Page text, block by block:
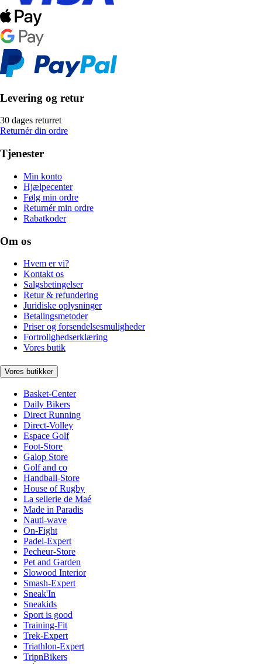
Levering og retur
30 dages returret
Returnér din ordre
Tjenester
Min konto
Hjælpecenter
Følg min ordre
Returnér min ordre
Rabatkoder
Om os
Hvem er vi?
Kontakt os
Salgsbetingelser
Retur & refundering
Juridiske oplysninger
Betalingsmetoder
Priser og forsendelsesmuligheder
Fortrolighedserklæring
Vores butik
Vores butikker
Basket-Center
Daily Bikers
Direct Running
Direct-Volley
Espace Golf
Foot-Store
Galop Store
Golf and co
Handball-Store
House of Rugby
La sellerie de Maé
Made in Paradis
Nauti-wave
On-Fight
Padel-Expert
Pecheur-Store
Pet and Garden
Slowood Interior
Smash-Expert
Sneak'In
Sneakids
Sport is good
Training-Fit
Trek-Expert
Triathlon-Expert
TripnBikers